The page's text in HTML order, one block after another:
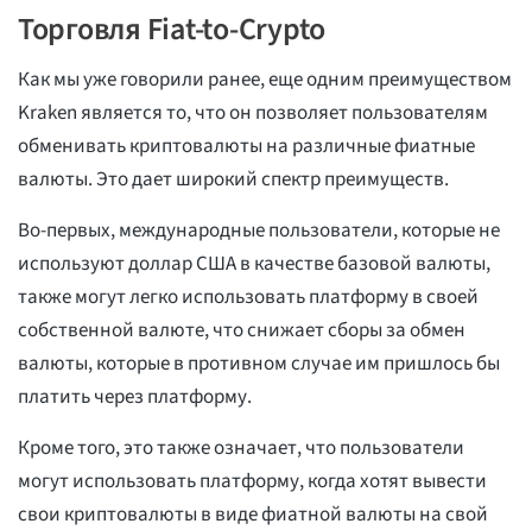
Торговля Fiat-to-Crypto
Как мы уже говорили ранее, еще одним преимуществом
Kraken является то, что он позволяет пользователям
обменивать криптовалюты на различные фиатные
валюты. Это дает широкий спектр преимуществ.
Во-первых, международные пользователи, которые не
используют доллар США в качестве базовой валюты,
также могут легко использовать платформу в своей
собственной валюте, что снижает сборы за обмен
валюты, которые в противном случае им пришлось бы
платить через платформу.
Кроме того, это также означает, что пользователи
могут использовать платформу, когда хотят вывести
свои криптовалюты в виде фиатной валюты на свой